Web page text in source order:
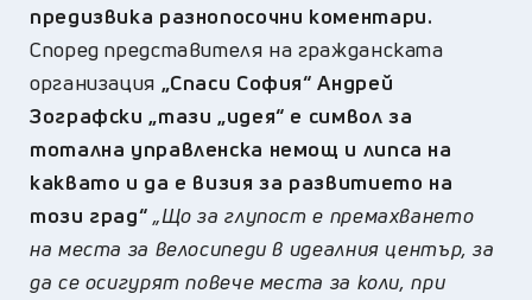
предизвика разнопосочни коментари.
Според представителя на гражданската
организация „Спаси София“ Андрей
Зографски „тази „идея“ е символ за
тотална управленска немощ и липса на
каквато и да е визия за развитието на
този град“ „Що за глупост е премахването
на места за велосипеди в идеалния център, за
да се осигурят повече места за коли, при